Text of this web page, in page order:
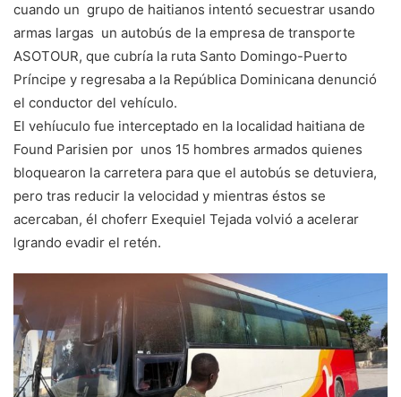
cuando un grupo de haitianos intentó secuestrar usando
armas largas un autobús de la empresa de transporte
ASOTOUR, que cubría la ruta Santo Domingo-Puerto
Príncipe y regresaba a la República Dominicana denunció
el conductor del vehículo.
El vehíuculo fue interceptado en la localidad haitiana de
Found Parisien por unos 15 hombres armados quienes
bloquearon la carretera para que el autobús se detuviera,
pero tras reducir la velocidad y mientras éstos se
acercaban, él choferr Exequiel Tejada volvió a acelerar
lgrando evadir el retén.